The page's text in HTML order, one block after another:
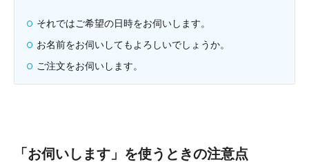
それではご希望の日時をお伺いします。
お名前をお伺いしてもよろしいでしょうか。
ご注文をお伺いします。
「お伺いします」を使うときの注意点